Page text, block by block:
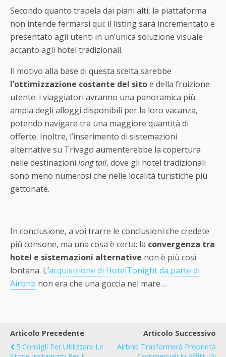
Secondo quanto trapela dai piani alti, la piattaforma
non intende fermarsi qui: il listing sarà incrementato e
presentato agli utenti in un’unica soluzione visuale
accanto agli hotel tradizionali.
Il motivo alla base di questa scelta sarebbe
l’ottimizzazione costante del sitoe della fruizione
utente: i viaggiatori avranno una panoramica più
ampia degli alloggi disponibili per la loro vacanza,
potendo navigare tra una maggiore quantità di
offerte. Inoltre, l’inserimento di sistemazioni
alternative su Trivago aumenterebbe la copertura
nelle destinazioni long tail, dove gli hotel tradizionali
sono meno numerosi che nelle località turistiche più
gettonate.
In conclusione, a voi trarre le conclusioni che credete
più consone, ma una cosa è certa: la convergenza tra
hotel e sistemazioni alternative non è più così
lontana. L’acquisizione di HotelTonight da parte di
Airbnb non era che una goccia nel mare…
Articolo Precedente
5 Consigli Per Utilizzare Le
Articolo Successivo
Airbnb Trasformerà Proprietà